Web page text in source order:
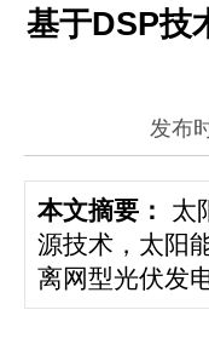
基于DSP技
发布
本文摘要：
太
源技术，太阳
离网型光伏发